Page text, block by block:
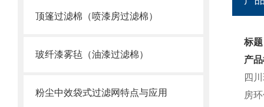
顶篷过滤棉（喷漆房过滤棉）
玻纤漆雾毡（油漆过滤棉）
粉尘中效袋式过滤网特点与应用
标
产
四
房